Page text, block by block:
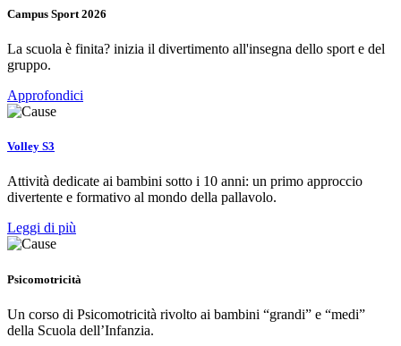
Campus Sport 2026
La scuola è finita? inizia il divertimento all'insegna dello sport e del
gruppo.
Approfondici
Volley S3
Attività dedicate ai bambini sotto i 10 anni: un primo approccio
divertente e formativo al mondo della pallavolo.
Leggi di più
Psicomotricità
Un corso di Psicomotricità rivolto ai bambini “grandi” e “medi”
della Scuola dell’Infanzia.